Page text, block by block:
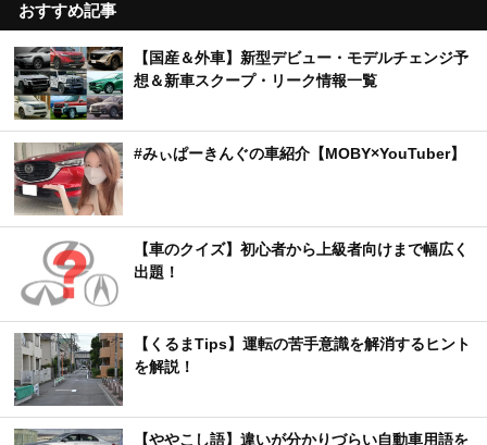
おすすめ記事
【国産＆外車】新型デビュー・モデルチェンジ予
想＆新車スクープ・リーク情報一覧
#みぃぱーきんぐの車紹介【MOBY×YouTuber】
【車のクイズ】初心者から上級者向けまで幅広く
出題！
【くるまTips】運転の苦手意識を解消するヒント
を解説！
【ややこし語】違いが分かりづらい自動車用語を